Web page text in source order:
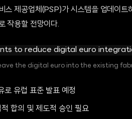
스 제공업체(PSP)가 시스템을 업데이트
작용할 전망이다.
the digital euro into the existing
유럽 표준 발표 예정
합의 및 제도적 승인 필요